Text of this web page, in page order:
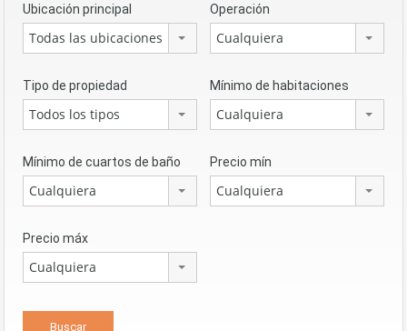
Ubicación principal
Todas las ubicaciones
Operación
Cualquiera
Tipo de propiedad
Todos los tipos
Mínimo de habitaciones
Cualquiera
Mínimo de cuartos de baño
Cualquiera
Precio mín
Cualquiera
Precio máx
Cualquiera